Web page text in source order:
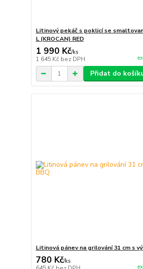
Litinový pekáč s poklicí se
L (KROCAN) RED
1 990 Kč/ks
1 645 Kč bez DPH
Přidat do
Litinová pánev na grilování 31 cm s
780 Kč/ks